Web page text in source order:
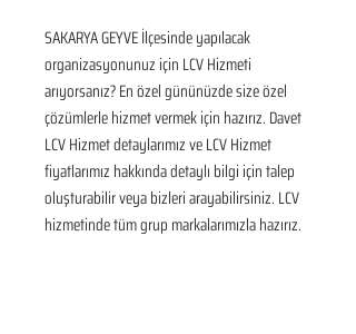
SAKARYA GEYVE İlçesinde yapılacak
organizasyonunuz için LCV Hizmeti
arıyorsanız? En özel gününüzde size özel
çözümlerle hizmet vermek için hazırız. Davet
LCV Hizmet detaylarımız ve LCV Hizmet
fiyatlarımız hakkında detaylı bilgi için talep
oluşturabilir veya bizleri arayabilirsiniz. LCV
hizmetinde tüm grup markalarımızla hazırız.